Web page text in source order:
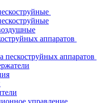
аппаратов
пескоструйных аппаратов
управление